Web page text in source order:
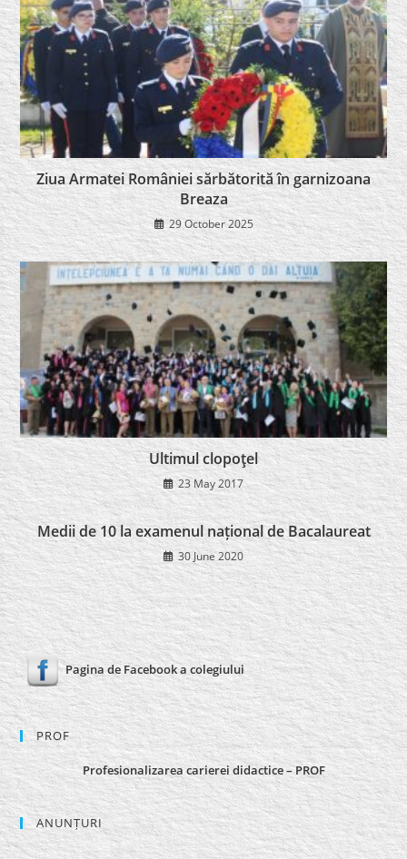
Ziua Armatei României sărbătorită în garnizoana
Breaza
29 October 2025
Ultimul clopoţel
23 May 2017
Medii de 10 la examenul național de Bacalaureat
30 June 2020
Pagina de Facebook a colegiului
PROF
Profesionalizarea carierei didactice – PROF
ANUNȚURI